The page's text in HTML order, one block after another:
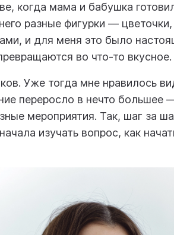
когда мама и бабушка
разные фигурки — цветочки,
и для меня это было
во что-то вкусное.
Уже тогда мне нравилось
переросло в нечто большее
мероприятия. Так, шаг за
изучать вопрос, как